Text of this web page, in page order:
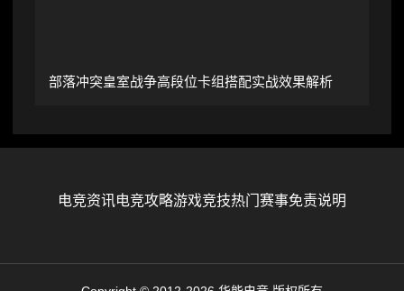
部落冲突皇室战争高段位卡组搭配实战效果解析
电竞资讯电竞攻略游戏竞技热门赛事免责说明